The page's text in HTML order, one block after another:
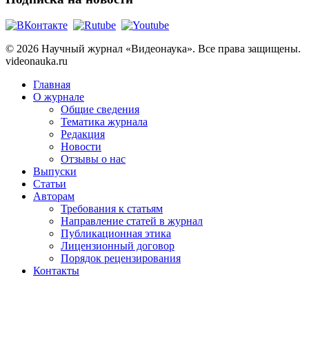
© 2026 Научный журнал «Видеонаука». Все права защищены.
videonauka.ru
Главная
О журнале
Общие сведения
Тематика журнала
Редакция
Новости
Отзывы о нас
Выпуски
Статьи
Авторам
Требования к статьям
Направление статей в журнал
Публикационная этика
Лицензионный договор
Порядок рецензирования
Контакты